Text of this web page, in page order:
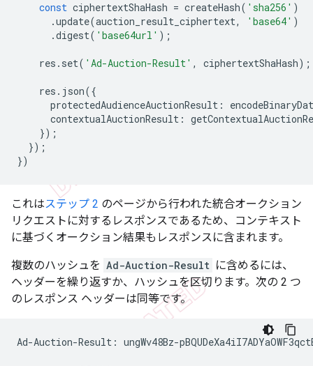
const ciphertextShaHash = createHash( 'sha256' )
.update(auction_result_ciphertext, 'base64' )
.digest( 'base64url' );
res . set( 'Ad-Auction-Result' , ciphertextShaHash);
res . json({
protectedAudienceAuctionResult :
contextualAuctionResult :
});
});
})
これはステップ 2 のページから行われた統合オークション
リクエストに対するレスポンスであるため、コンテキスト
に基づくオークション結果もレスポンスに含まれます。
複数のハッシュを Ad-Auction-Result に含めるには、
ヘッダーを繰り返すか、ハッシュを区切ります。次の 2 つ
のレスポンス ヘッダーは同等です。